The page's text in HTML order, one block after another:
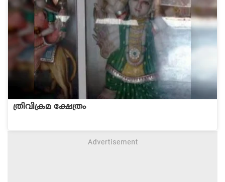
ത്രിവിക്രമ ക്ഷേത്രം